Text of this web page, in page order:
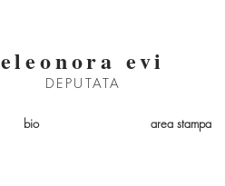
eleonora evi
DEPUTATA
bio area stampa